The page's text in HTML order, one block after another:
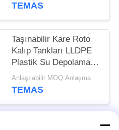
TEMAS
Taşınabilir Kare Roto
Kalıp Tankları LLDPE
Plastik Su Depolama
Tankları 120L
Anlaşılabilir MOQ:Anlaşma
TEMAS